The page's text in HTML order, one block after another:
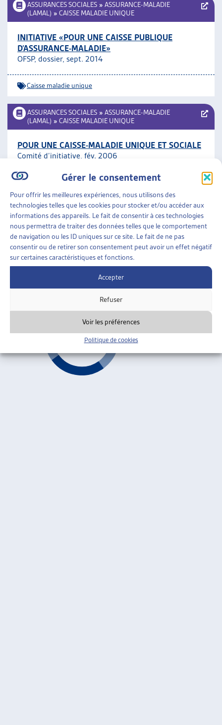
Gérer le consentement
Pour offrir les meilleures expériences, nous utilisons des
technologies telles que les cookies pour stocker et/ou accéder aux
informations des appareils. Le fait de consentir à ces technologies
nous permettra de traiter des données telles que le comportement
de navigation ou les ID uniques sur ce site. Le fait de ne pas
consentir ou de retirer son consentement peut avoir un effet négatif
sur certaines caractéristiques et fonctions.
Accepter
Refuser
Voir les préférences
Politique de cookies
ASSURANCES SOCIALES » ASSURANCE-MALADIE
(LAMAL) » CAISSE MALADIE UNIQUE
INITIATIVE «POUR UNE CAISSE PUBLIQUE
D’ASSURANCE-MALADIE»
OFSP, dossier, sept. 2014
Caisse maladie unique
ASSURANCES SOCIALES » ASSURANCE-MALADIE
(LAMAL) » CAISSE MALADIE UNIQUE
POUR UNE CAISSE-MALADIE UNIQUE ET SOCIALE
Comité d’initiative, fév. 2006
Caisse maladie unique
ASSURANCES SOCIALES»ASSURANCE-MALADIE
(LAMAL)»CAISSE MALADIE UNIQUE
CAISSE-MALADIE PUBLIQUE: ARTICLES DE
DOMAINE PUBLIC
Caisse maladie unique